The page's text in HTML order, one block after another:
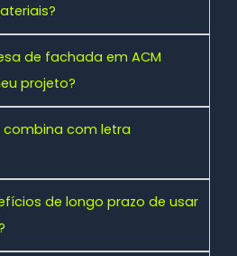
de fachada em ACM
projeto?
combina com letra
de longo prazo de usar